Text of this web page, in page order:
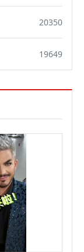
20350
19649